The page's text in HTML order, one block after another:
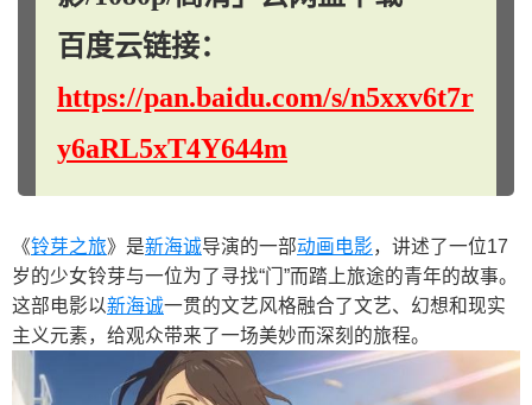
百度云链接：
https://pan.baidu.com/s/n5xxv6t7r
y6aRL5xT4Y644m
《铃芽之旅》是新海诚导演的一部动画电影，讲述了一位17
岁的少女铃芽与一位为了寻找“门”而踏上旅途的青年的故事。
这部电影以新海诚一贯的文艺风格融合了文艺、幻想和现实
主义元素，给观众带来了一场美妙而深刻的旅程。